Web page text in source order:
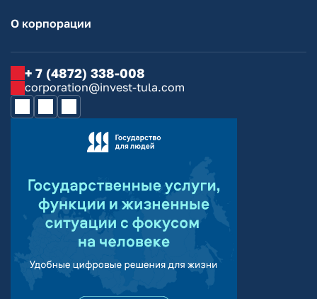
О корпорации
+ 7 (4872) 338-008
corporation@invest-tula.com